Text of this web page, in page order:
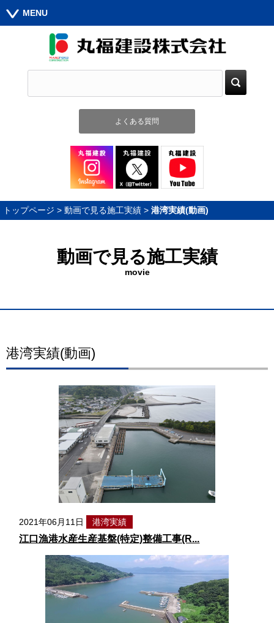
MENU
よくある質問
トップページ > 動画で見る施工実績 > 港湾実績(動画)
動画で見る施工実績
movie
港湾実績(動画)
2021年06月11日 港湾実績
江口漁港水産生産基盤(特定)整備工事(R...